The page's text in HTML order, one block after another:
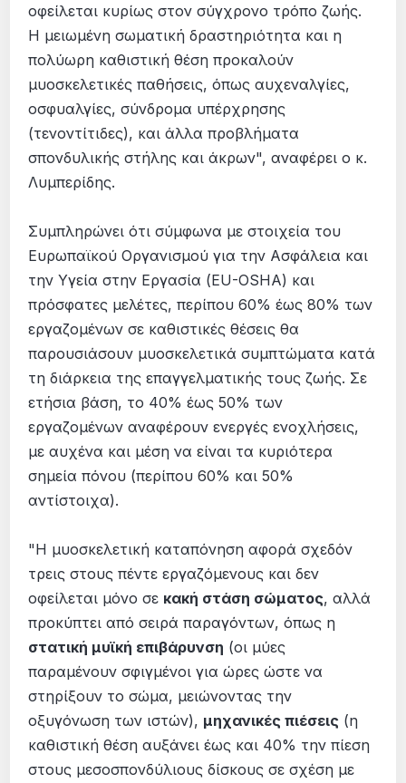
οφείλεται κυρίως στον σύγχρονο τρόπο ζωής.
Η μειωμένη σωματική δραστηριότητα και η
πολύωρη καθιστική θέση προκαλούν
μυοσκελετικές παθήσεις, όπως αυχεναλγίες,
οσφυαλγίες, σύνδρομα υπέρχρησης
(τενοντίτιδες), και άλλα προβλήματα
σπονδυλικής στήλης και άκρων", αναφέρει ο κ.
Λυμπερίδης.
Συμπληρώνει ότι σύμφωνα με στοιχεία του
Ευρωπαϊκού Οργανισμού για την Ασφάλεια και
την Υγεία στην Εργασία (EU-OSHA) και
πρόσφατες μελέτες, περίπου 60% έως 80% των
εργαζομένων σε καθιστικές θέσεις θα
παρουσιάσουν μυοσκελετικά συμπτώματα κατά
τη διάρκεια της επαγγελματικής τους ζωής. Σε
ετήσια βάση, το 40% έως 50% των
εργαζομένων αναφέρουν ενεργές ενοχλήσεις,
με αυχένα και μέση να είναι τα κυριότερα
σημεία πόνου (περίπου 60% και 50%
αντίστοιχα).
"Η μυοσκελετική καταπόνηση αφορά σχεδόν
τρεις στους πέντε εργαζόμενους και δεν
οφείλεται μόνο σε κακή στάση σώματος, αλλά
προκύπτει από σειρά παραγόντων, όπως η
στατική μυϊκή επιβάρυνση (οι μύες
παραμένουν σφιγμένοι για ώρες ώστε να
στηρίξουν το σώμα, μειώνοντας την
οξυγόνωση των ιστών), μηχανικές πιέσεις (η
καθιστική θέση αυξάνει έως και 40% την πίεση
στους μεσοσπονδύλιους δίσκους σε σχέση με